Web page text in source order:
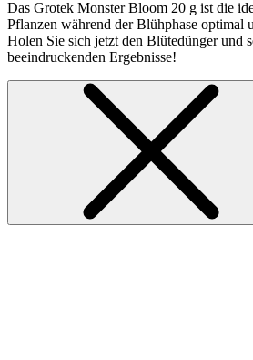
Das Grotek Monster Bloom 20 g ist die
Pflanzen während der Blühphase optimal
Holen Sie sich jetzt den Blütedünger und
beeindruckenden Ergebnisse!